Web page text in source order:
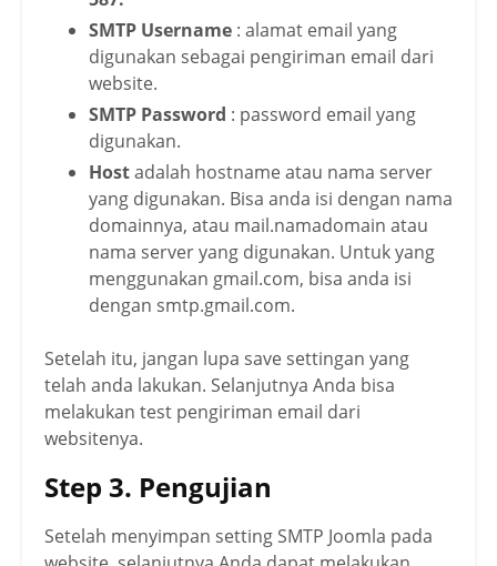
SMTP Username : alamat email yang
digunakan sebagai pengiriman email dari
website.
SMTP Password : password email yang
digunakan.
Hostadalah hostname atau nama server
yang digunakan. Bisa anda isi dengan nama
domainnya, atau mail.namadomain atau
nama server yang digunakan. Untuk yang
menggunakan gmail.com, bisa anda isi
dengan smtp.gmail.com.
Setelah itu, jangan lupa save settingan yang
telah anda lakukan. Selanjutnya Anda bisa
melakukan test pengiriman email dari
websitenya.
Step 3. Pengujian
Setelah menyimpan setting SMTP Joomla pada